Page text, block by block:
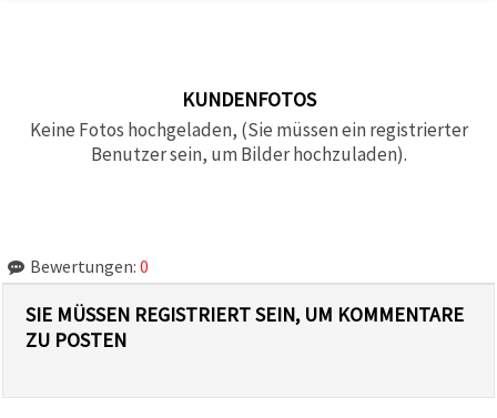
KUNDENFOTOS
Keine Fotos hochgeladen, (Sie müssen ein registrierter
Benutzer sein, um Bilder hochzuladen).
Bewertungen: 0
SIE MÜSSEN REGISTRIERT SEIN, UM KOMMENTARE
ZU POSTEN